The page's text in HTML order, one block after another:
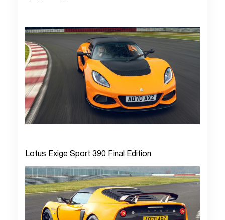
Lotus Exige Sport 390 Final Edition